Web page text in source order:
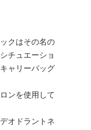
クはその名の
チュエーショ
ャリーバッグ
ンを使用して
オドラントネ